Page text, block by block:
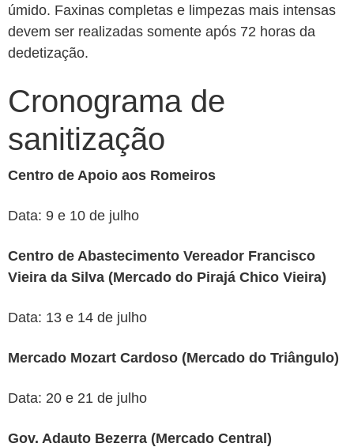
úmido. Faxinas completas e limpezas mais intensas
devem ser realizadas somente após 72 horas da
dedetização.
Cronograma de
sanitização
Centro de Apoio aos Romeiros
Data: 9 e 10 de julho
Centro de Abastecimento Vereador Francisco
Vieira da Silva (Mercado do Pirajá Chico Vieira)
Data: 13 e 14 de julho
Mercado Mozart Cardoso (Mercado do Triângulo)
Data: 20 e 21 de julho
Gov. Adauto Bezerra (Mercado Central)